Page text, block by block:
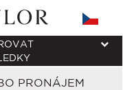
PRONÁJEM